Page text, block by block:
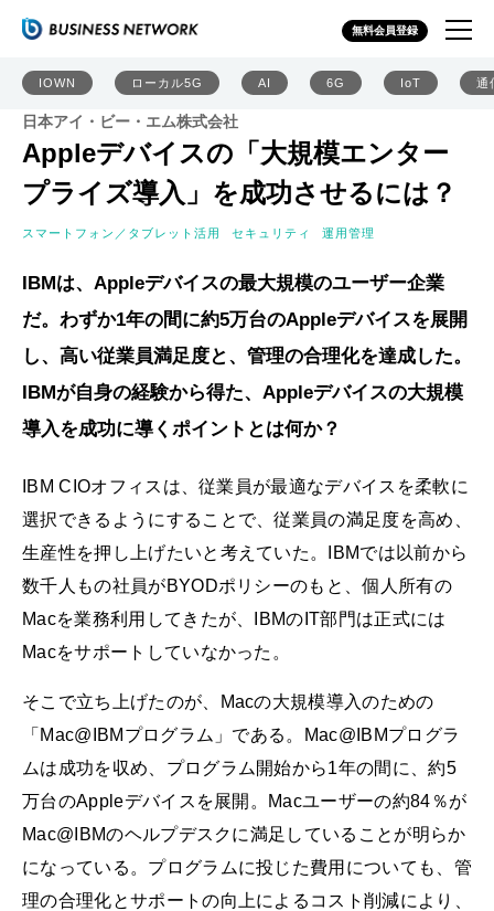
無料会員登録
IOWN ローカル5G AI 6G IoT 通
日本アイ・ビー・エム株式会社
Appleデバイスの「大規模エンター
プライズ導入」を成功させるには？
スマートフォン／タブレット活用 セキュリティ 運用管理
IBMは、Appleデバイスの最大規模のユーザー企業
だ。わずか1年の間に約5万台のAppleデバイスを展開
し、高い従業員満足度と、管理の合理化を達成した。
IBMが自身の経験から得た、Appleデバイスの大規模
導入を成功に導くポイントとは何か？
IBM CIOオフィスは、従業員が最適なデバイスを柔軟に
選択できるようにすることで、従業員の満足度を高め、
生産性を押し上げたいと考えていた。IBMでは以前から
数千人もの社員がBYODポリシーのもと、個人所有の
Macを業務利用してきたが、IBMのIT部門は正式には
Macをサポートしていなかった。
そこで立ち上げたのが、Macの大規模導入のための
「Mac@IBMプログラム」である。Mac@IBMプログラ
ムは成功を収め、プログラム開始から1年の間に、約5
万台のAppleデバイスを展開。Macユーザーの約84％が
Mac@IBMのヘルプデスクに満足していることが明らか
になっている。プログラムに投じた費用についても、管
理の合理化とサポートの向上によるコスト削減により、